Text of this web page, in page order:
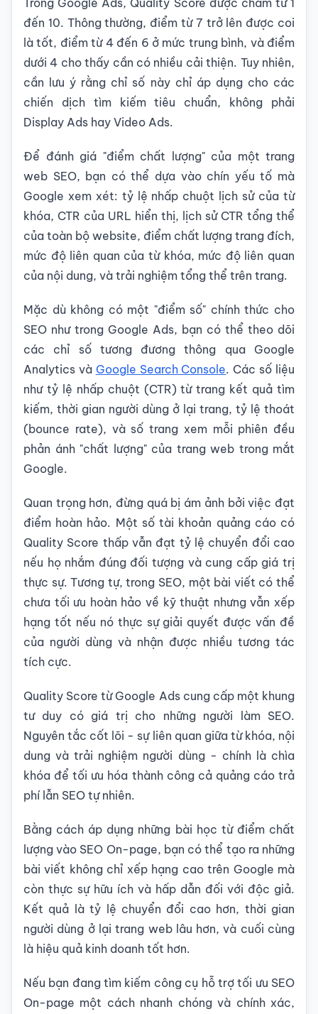
đến 10. Thông thường, điểm từ 7 trở lên được coi
là tốt, điểm từ 4 đến 6 ở mức trung bình, và điểm
dưới 4 cho thấy cần có nhiều cải thiện. Tuy nhiên,
cần lưu ý rằng chỉ số này chỉ áp dụng cho các
chiến dịch tìm kiếm tiêu chuẩn, không phải
Display Ads hay Video Ads.
Để đánh giá "điểm chất lượng" của một trang
web SEO, bạn có thể dựa vào chín yếu tố mà
Google xem xét: tỷ lệ nhấp chuột lịch sử của từ
khóa, CTR của URL hiển thị, lịch sử CTR tổng thể
của toàn bộ website, điểm chất lượng trang đích,
mức độ liên quan của từ khóa, mức độ liên quan
của nội dung, và trải nghiệm tổng thể trên trang.
Mặc dù không có một "điểm số" chính thức cho
SEO như trong Google Ads, bạn có thể theo dõi
các chỉ số tương đương thông qua Google
Analytics và Google Search Console. Các số liệu
như tỷ lệ nhấp chuột (CTR) từ trang kết quả tìm
kiếm, thời gian người dùng ở lại trang, tỷ lệ thoát
(bounce rate), và số trang xem mỗi phiên đều
phản ánh "chất lượng" của trang web trong mắt
Google.
Quan trọng hơn, đừng quá bị ám ảnh bởi việc đạt
điểm hoàn hảo. Một số tài khoản quảng cáo có
Quality Score thấp vẫn đạt tỷ lệ chuyển đổi cao
nếu họ nhắm đúng đối tượng và cung cấp giá trị
thực sự. Tương tự, trong SEO, một bài viết có thể
chưa tối ưu hoàn hảo về kỹ thuật nhưng vẫn xếp
hạng tốt nếu nó thực sự giải quyết được vấn đề
của người dùng và nhận được nhiều tương tác
tích cực.
Quality Score từ Google Ads cung cấp một khung
tư duy có giá trị cho những người làm SEO.
Nguyên tắc cốt lõi - sự liên quan giữa từ khóa, nội
dung và trải nghiệm người dùng - chính là chìa
khóa để tối ưu hóa thành công cả quảng cáo trả
phí lẫn SEO tự nhiên.
Bằng cách áp dụng những bài học từ điểm chất
lượng vào SEO On-page, bạn có thể tạo ra những
bài viết không chỉ xếp hạng cao trên Google mà
còn thực sự hữu ích và hấp dẫn đối với độc giả.
Kết quả là tỷ lệ chuyển đổi cao hơn, thời gian
người dùng ở lại trang web lâu hơn, và cuối cùng
là hiệu quả kinh doanh tốt hơn.
Nếu bạn đang tìm kiếm công cụ hỗ trợ tối ưu SEO
On-page một cách nhanh chóng và chính xác,